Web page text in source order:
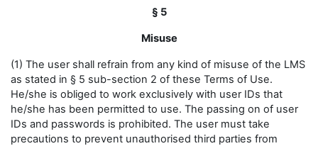
§ 5
Misuse
(1) The user shall refrain from any kind of misuse of the LMS
as stated in § 5 sub-section 2 of these Terms of Use.
He/she is obliged to work exclusively with user IDs that
he/she has been permitted to use. The passing on of user
IDs and passwords is prohibited. The user must take
precautions to prevent unauthorised third parties from